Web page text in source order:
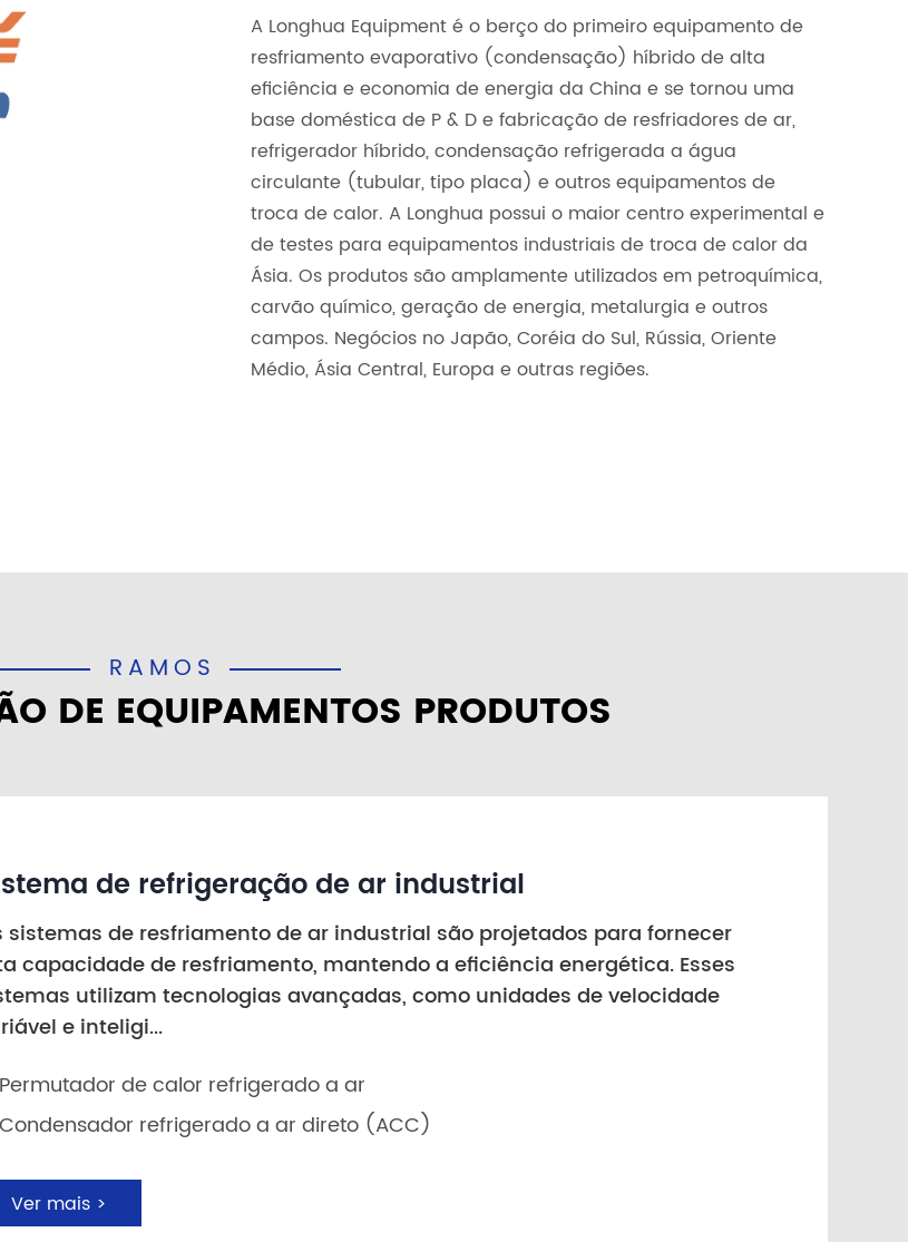
A Longhua Equipment é o berço do primeiro equipamento de
resfriamento evaporativo (condensação) híbrido de alta
eficiência e economia de energia da China e se tornou uma
base doméstica de P & D e fabricação de resfriadores de ar,
refrigerador híbrido, condensação refrigerada a água
circulante (tubular, tipo placa) e outros equipamentos de
troca de calor. A Longhua possui o maior centro experimental e
de testes para equipamentos industriais de troca de calor da
Ásia. Os produtos são amplamente utilizados em petroquímica,
carvão químico, geração de energia, metalurgia e outros
campos. Negócios no Japão, Coréia do Sul, Rússia, Oriente
Médio, Ásia Central, Europa e outras regiões.
RAMOS
DE EQUIPAMENTOS PRODUTOS
de refrigeração de ar industrial
sistemas de resfriamento de ar industrial são projetados para fornecer
capacidade de resfriamento, mantendo a eficiência energética. Esses
utilizam tecnologias avançadas, como unidades de velocidade
e inteligi...
Permutador de calor refrigerado a ar
Condensador refrigerado a ar direto (ACC)
Ver mais >